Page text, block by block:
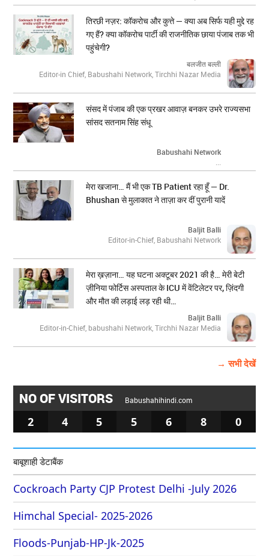
तिरछी नज़र: कॉकरोच और कुत्ते — क्या अब सिर्फ यही मुद्दे रह
गए हैं? क्या कॉकरोच पार्टी की राजनीतिक छाया पंजाब तक भी
पहुंचेगी?
बलजीत बल्ली
Editor-in Chief, Babushahi Network, Tirchhi Nazar Media
संसद में पंजाब की एक प्रखर आवाज़ बनकर उभरे राज्यसभा
सांसद सतनाम सिंह संधू
Babushahi Network
...
मेरा खजाना… मैं भी एक TB Patient रहा हूँ — Dr.
Bhushan से मुलाकात ने ताज़ा कर दीं पुरानी यादें
Baljit Balli
Editor-in-Chief, Babushahi Network
मेरा ख़ज़ाना… यह घटना अक्टूबर 2021 की है… मेरी बेटी
ज़ीनिया फोर्टिस अस्पताल के ICU में वेंटिलेटर पर, ज़िंदगी
और मौत की लड़ाई लड़ रही थी…
Baljit Balli
Editor-in-Chief, babushahi Network, Tirchhi Nazar Media
→ सभी देखें
NO OF VISITORS Babushahihindi.com
2 4 5 5 6 8 0
बाबूशाही डेटाबैंक
Cockroach Party CJP Protest Delhi -July 2026
Himchal Special- 2025-2026
Floods-Punjab-HP-Jk-2025